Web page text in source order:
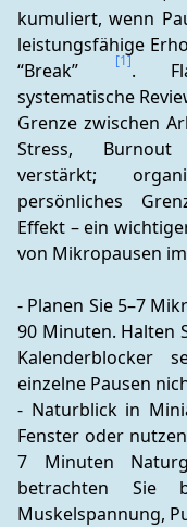
kumuliert, wenn
leistungsfähige
“Break”
[1].
systematische
Grenze zwischen
Stress, Burnout
verstärkt;
persönliches
Effekt – ein
von Mikropausen
- Planen Sie 5–7
90 Minuten. Halten
Kalenderblocker
einzelne Pausen
- Naturblick in
Fenster oder
7 Minuten
betrachten Sie
Muskelspannung,